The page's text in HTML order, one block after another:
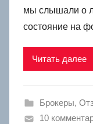
мы слышали о
состояние на
Читать далее
Брокеры,
10